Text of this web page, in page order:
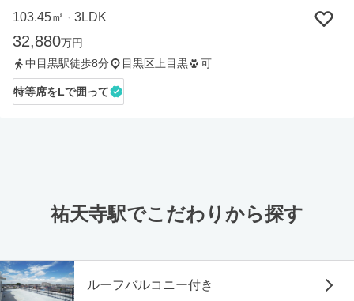
103.45㎡ ・ 3LDK
32,880万円
中目黒駅徒歩8分
目黒区上目黒 可
特等席をLで囲って
祐天寺駅でこだわりから探す
ルーフバルコニー付き